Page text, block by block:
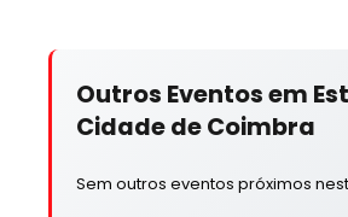
Outros Eventos em
Cidade de Coimbra
Sem outros eventos próximos